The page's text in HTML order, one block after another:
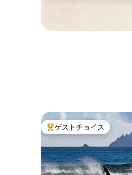
大好評のゲストチョイスで
ゲストチョイス